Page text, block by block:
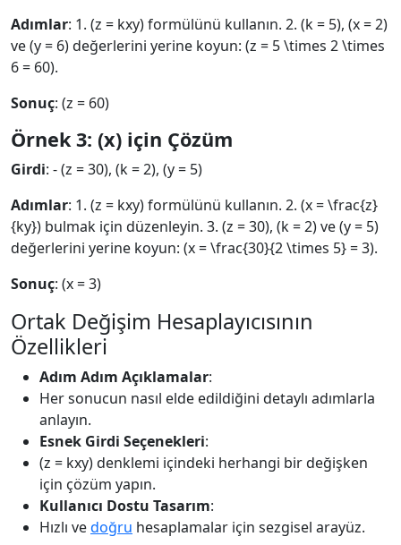
Adımlar: 1. (z = kxy) formülünü kullanın. 2. (k = 5), (x = 2)
ve (y = 6) değerlerini yerine koyun: (z = 5 \times 2 \times
6 = 60).
Sonuç: (z = 60)
Örnek 3: (x) için Çözüm
Girdi: - (z = 30), (k = 2), (y = 5)
Adımlar: 1. (z = kxy) formülünü kullanın. 2. (x = \frac{z}
{ky}) bulmak için düzenleyin. 3. (z = 30), (k = 2) ve (y = 5)
değerlerini yerine koyun: (x = \frac{30}{2 \times 5} = 3).
Sonuç: (x = 3)
Ortak Değişim Hesaplayıcısının
Özellikleri
Adım Adım Açıklamalar:
Her sonucun nasıl elde edildiğini detaylı adımlarla
anlayın.
Esnek Girdi Seçenekleri:
(z = kxy) denklemi içindeki herhangi bir değişken
için çözüm yapın.
Kullanıcı Dostu Tasarım:
Hızlı vedoğru hesaplamalar için sezgisel arayüz.